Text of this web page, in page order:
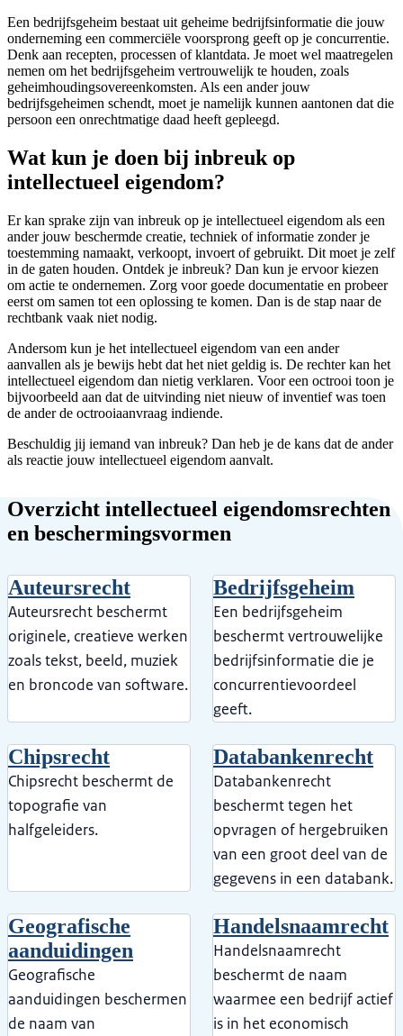
Een bedrijfsgeheim bestaat uit geheime bedrijfsinformatie die jouw
onderneming een commerciële voorsprong geeft op je concurrentie.
Denk aan recepten, processen of klantdata. Je moet wel maatregelen
nemen om het bedrijfsgeheim vertrouwelijk te houden, zoals
geheimhoudingsovereenkomsten. Als een ander jouw
bedrijfsgeheimen schendt, moet je namelijk kunnen aantonen dat die
persoon een onrechtmatige daad heeft gepleegd.
Wat kun je doen bij inbreuk op
intellectueel eigendom?
Er kan sprake zijn van inbreuk op je intellectueel eigendom als een
ander jouw beschermde creatie, techniek of informatie zonder je
toestemming namaakt, verkoopt, invoert of gebruikt. Dit moet je zelf
in de gaten houden. Ontdek je inbreuk? Dan kun je ervoor kiezen
om actie te ondernemen. Zorg voor goede documentatie en probeer
eerst om samen tot een oplossing te komen. Dan is de stap naar de
rechtbank vaak niet nodig.
Andersom kun je het intellectueel eigendom van een ander
aanvallen als je bewijs hebt dat het niet geldig is. De rechter kan het
intellectueel eigendom dan nietig verklaren. Voor een octrooi toon je
bijvoorbeeld aan dat de uitvinding niet nieuw of inventief was toen
de ander de octrooiaanvraag indiende.
Beschuldig jij iemand van inbreuk? Dan heb je de kans dat de ander
als reactie jouw intellectueel eigendom aanvalt.
Overzicht intellectueel eigendomsrechten
en beschermingsvormen
Auteursrecht
Auteursrecht beschermt
originele, creatieve werken
zoals tekst, beeld, muziek
en broncode van software.
Bedrijfsgeheim
Een bedrijfsgeheim
beschermt vertrouwelijke
bedrijfsinformatie die je
concurrentievoordeel
geeft.
Chipsrecht
Chipsrecht beschermt de
topografie van
halfgeleiders.
Databankenrecht
Databankenrecht
beschermt tegen het
opvragen of hergebruiken
van een groot deel van de
gegevens in een databank.
Geografische
aanduidingen
Geografische
aanduidingen beschermen
de naam van
Handelsnaamrecht
Handelsnaamrecht
beschermt de naam
waarmee een bedrijf actief
is in het economisch